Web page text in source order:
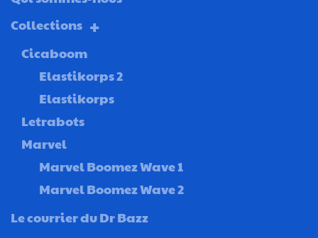
Collections
Cicaboom
Elastikorps 2
Elastikorps
Letrabots
Marvel
Marvel Boomez Wave 1
Marvel Boomez Wave 2
Le courrier du Dr Bazz